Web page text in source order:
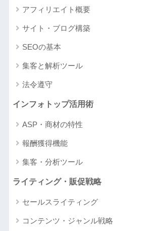
アフィリエイト概要
サイト・ブログ構築
SEOの基本
集客と解析ツール
法令遵守
インフォトップ活用術
ASP・商材の特性
報酬獲得機能
集客・分析ツール
ライティング・販促戦略
セールスライティング
コンテンツ・ジャンル戦略